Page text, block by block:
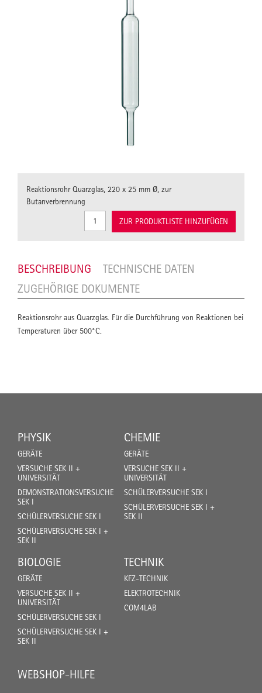
Reaktionsrohr Quarzglas, 220 x 25 mm Ø, zur
Butanverbrennung
ZUR PRODUKTLISTE HINZUFÜGEN
BESCHREIBUNG
TECHNISCHE DATEN
ZUGEHÖRIGE DOKUMENTE
Reaktionsrohr aus Quarzglas. Für die Durchführung von Reaktionen bei
Temperaturen über 500°C.
PHYSIK
GERÄTE
VERSUCHE SEK II +
UNIVERSITÄT
DEMONSTRATIONSVERSUCHE
SEK I
SCHÜLERVERSUCHE SEK I
SCHÜLERVERSUCHE SEK I +
SEK II
CHEMIE
GERÄTE
VERSUCHE SEK II +
UNIVERSITÄT
SCHÜLERVERSUCHE SEK I
SCHÜLERVERSUCHE SEK I +
SEK II
BIOLOGIE
GERÄTE
VERSUCHE SEK II +
UNIVERSITÄT
SCHÜLERVERSUCHE SEK I
SCHÜLERVERSUCHE SEK I +
SEK II
TECHNIK
KFZ-TECHNIK
ELEKTROTECHNIK
COM4LAB
WEBSHOP-HILFE